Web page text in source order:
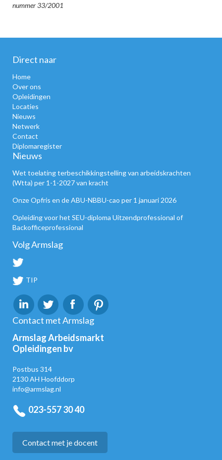
nummer 33/2001
Direct naar
Home
Over ons
Opleidingen
Locaties
Nieuws
Netwerk
Contact
Diplomaregister
Nieuws
Wet toelating terbeschikkingstelling van arbeidskrachten
(Wtta) per 1-1-2027 van kracht
Onze Opfris en de ABU-NBBU-cao per 1 januari 2026
Opleiding voor het SEU-diploma Uitzendprofessional of
Backofficeprofessional
Volg Armslag
TIP
Contact met Armslag
Armslag Arbeidsmarkt
Opleidingen bv
Postbus 314
2130 AH Hoofddorp
info@armslag.nl
023-557 30 40
Contact met je docent